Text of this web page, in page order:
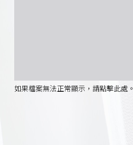
如果檔案無法正常顯示，請點擊此處。